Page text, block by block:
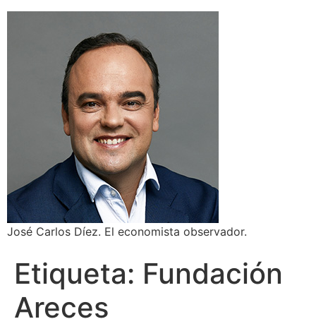
José Carlos Díez. El economista observador.
Etiqueta: Fundación
Areces